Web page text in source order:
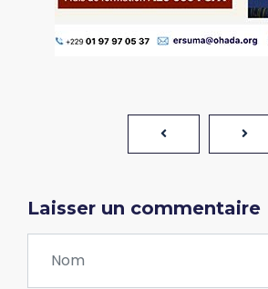
Laisser un commentaire